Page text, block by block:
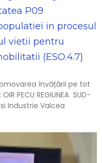
P09
in procesul
vietii pentru
(ESO.4.7)
învățării pe tot
PECU REGIUNEA SUD-
Industrie Valcea